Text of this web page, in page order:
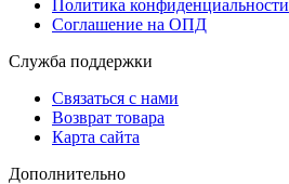
Политика конфиденциальности
Соглашение на ОПД
Служба поддержки
Связаться с нами
Возврат товара
Карта сайта
Дополнительно